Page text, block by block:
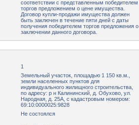
соответствии с представленным победителем
торгов предложением о цене имущества.
Договор купли-продажи имущества должен
быть заключен в течение пяти дней с даты
получения победителем торгов предложения о
заключении данного договора.
1
Земельный участок, площадью 1 150 кв.м.,
земли населенных пунктов для
индивидуального жилищного строительства,
по адресу: р н Калининский, д. Обухово, ул.
Народная, д. 25А, с кадастровым номером:
69:10:0000025:9828
Не состоялся